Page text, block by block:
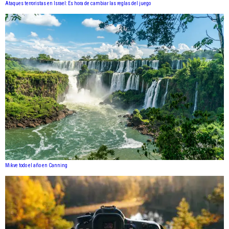
Ataques terroristas en Israel: Es hora de cambiar las reglas del juego
Mikve todo el año en Canning